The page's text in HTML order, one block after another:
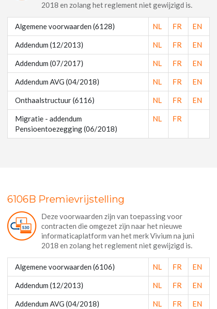
2018 en zolang het reglement niet gewijzigd is.
Algemene voorwaarden (6128) NL FR EN
Addendum (12/2013) NL FR EN
Addendum (07/2017) NL FR EN
Addendum AVG (04/2018) NL FR EN
Onthaalstructuur (6116) NL FR EN
Migratie - addendum
Pensioentoezegging (06/2018)
NL FR
6106B Premievrijstelling
Deze voorwaarden zijn van toepassing voor
contracten die omgezet zijn naar het nieuwe
informaticaplatform van het merk Vivium na juni
2018 en zolang het reglement niet gewijzigd is.
Algemene voorwaarden (6106) NL FR EN
Addendum (12/2013) NL FR EN
Addendum AVG (04/2018) NL FR EN